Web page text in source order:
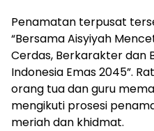
Penamatan terpusat
“Bersama Aisyiyah
Cerdas, Berkarakter dan
Indonesia Emas 2045”.
orang tua dan guru
mengikuti prosesi
meriah dan khidmat.